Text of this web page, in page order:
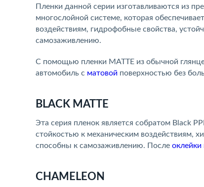
Пленки данной серии изготавливаются из
многослойной системе, которая
воздействиям, гидрофобные свойства,
самозаживлению.
С помощью пленки MATTE из обычной
автомобиль с матовой поверхностью без
BLACK MATTE
Эта серия пленок является собратом Black
стойкостью к механическим воздействиям,
способны к самозаживлению. После оклейки
CHAMELEON